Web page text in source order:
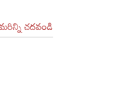
మరిన్ని చదవండి